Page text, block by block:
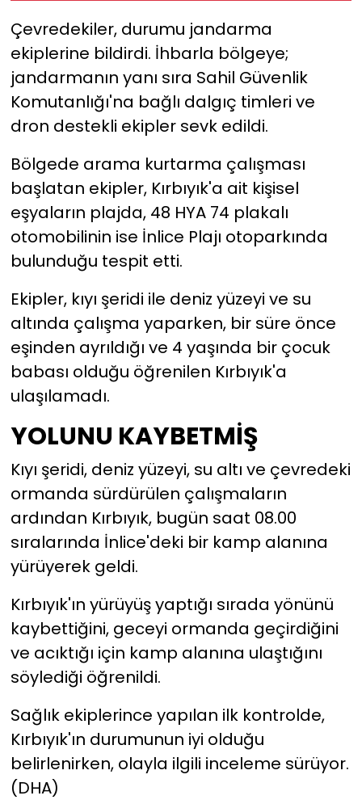
Çevredekiler, durumu jandarma
ekiplerine bildirdi. İhbarla bölgeye;
jandarmanın yanı sıra Sahil Güvenlik
Komutanlığı'na bağlı dalgıç timleri ve
dron destekli ekipler sevk edildi.
Bölgede arama kurtarma çalışması
başlatan ekipler, Kırbıyık'a ait kişisel
eşyaların plajda, 48 HYA 74 plakalı
otomobilinin ise İnlice Plajı otoparkında
bulunduğu tespit etti.
Ekipler, kıyı şeridi ile deniz yüzeyi ve su
altında çalışma yaparken, bir süre önce
eşinden ayrıldığı ve 4 yaşında bir çocuk
babası olduğu öğrenilen Kırbıyık'a
ulaşılamadı.
YOLUNU KAYBETMİŞ
Kıyı şeridi, deniz yüzeyi, su altı ve çevredeki
ormanda sürdürülen çalışmaların
ardından Kırbıyık, bugün saat 08.00
sıralarında İnlice'deki bir kamp alanına
yürüyerek geldi.
Kırbıyık'ın yürüyüş yaptığı sırada yönünü
kaybettiğini, geceyi ormanda geçirdiğini
ve acıktığı için kamp alanına ulaştığını
söylediği öğrenildi.
Sağlık ekiplerince yapılan ilk kontrolde,
Kırbıyık'ın durumunun iyi olduğu
belirlenirken, olayla ilgili inceleme sürüyor.
(DHA)